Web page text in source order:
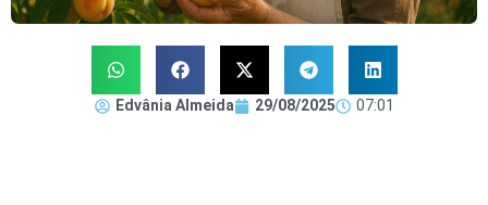
Edvânia Almeida 29/08/2025 07:01